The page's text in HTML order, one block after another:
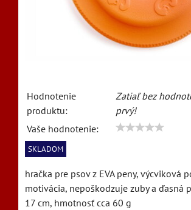
Hodnotenie
produktu:
Zatiaľ bez
prvý!
Vaše hodnotenie:
SKLADOM
hračka pre psov z EVA peny, výcviková
motivácia, nepoškodzuje zuby a ďasná
17 cm, hmotnosť cca 60 g